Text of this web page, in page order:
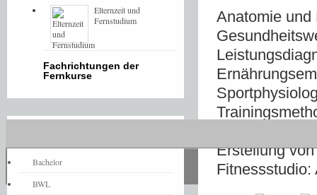
Anatomie und
Erstellung
Fitnessstudio:
Elternzeit und
Fernstudium
Fachrichtungen der
Fernkurse
Bachelor
BWL